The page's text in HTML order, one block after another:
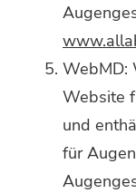
WebMD:
Website
und
für